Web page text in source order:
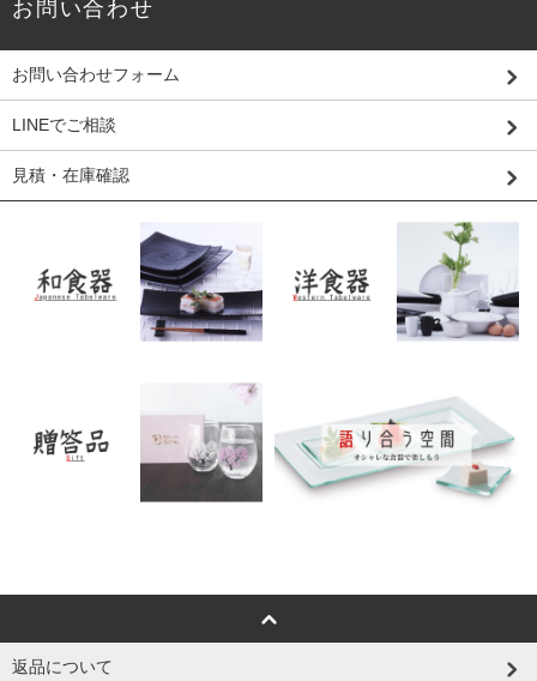
お問い合わせ
お問い合わせフォーム
LINEでご相談
見積・在庫確認
返品について